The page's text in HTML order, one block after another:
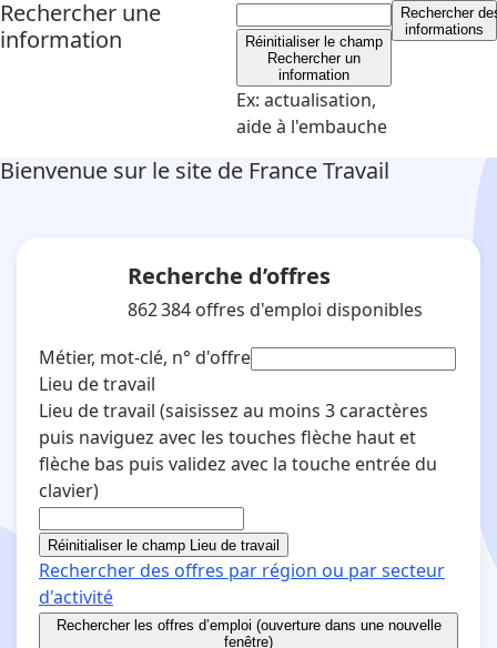
Rechercher une
information
Réinitialiser le champ
Rechercher un
information
Ex: actualisation,
aide à l'embauche
Rechercher
informations
Bienvenue sur le site de France Travail
Recherche d’offres
862 384 offres d'emploi disponibles
Métier, mot-clé, n° d'offre
Lieu de travail
Lieu de travail (saisissez au moins 3 caractères
puis naviguez avec les touches flèche haut et
flèche bas puis validez avec la touche entrée du
clavier)
Réinitialiser le champ Lieu de travail
Rechercher des offres par région ou par secteur
d'activité
Rechercher les offres d’emploi (ouverture dans une nouvelle
fenêtre)